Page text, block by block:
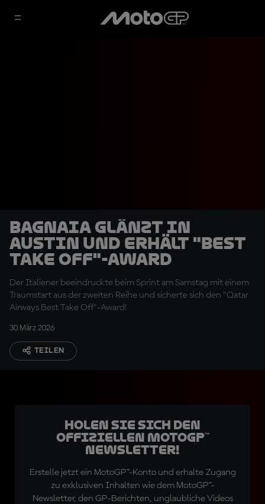
Bagnaia glänzt in
Austin und erhält "Best
Take Off"-Award
Der Italiener beeindruckte beim Sprint am Samstag mit einem
Traumstart aus der zweiten Reihe und sicherte sich den "Qatar
Airways Best Take Off"-Award!
30 März 2026
TEILEN
Holen Sie sich den
offiziellen MotoGP™
Newsletter!
Erstelle jetzt ein MotoGP™-Konto und erhalte Zugang
zu exklusiven Inhalten wie dem MotoGP™-
Newsletter, den GP-Berichten, unglaubliche Videos